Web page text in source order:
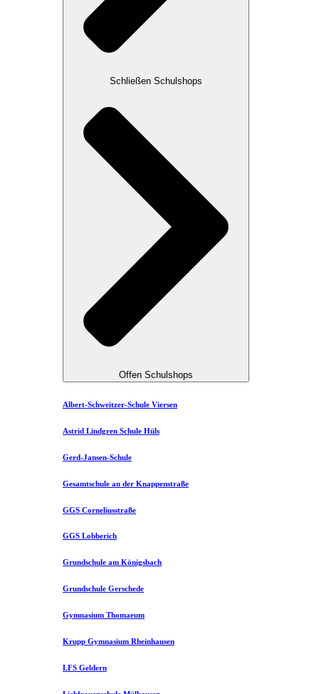
Schließen Schulshops
Offen Schulshops
Albert-Schweitzer-Schule Viersen
Astrid Lindgren Schule Hüls
Gerd-Jansen-Schule
Gesamtschule an der Knappenstraße
GGS Corneliusstraße
GGS Lobberich
Grundschule am Königsbach
Grundschule Gerschede
Gymnasium Thomaeum
Krupp Gymnasium Rheinhausen
LFS Geldern